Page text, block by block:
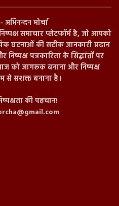
मोर्चा
समाचार प्लेटफॉर्म है, जो आपको
घटनाओं की सटीक जानकारी प्रदान
पत्रकारिता के सिद्धांतों पर
को जागरूक बनाना और निष्पक्ष
से सशक्त बनाना है।
की पहचान!